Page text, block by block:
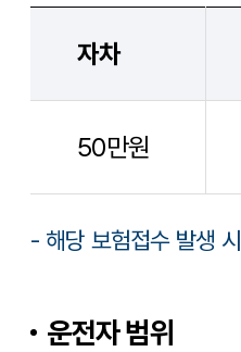
자차
50만원
- 해당 보험접수 발생
운전자 범위